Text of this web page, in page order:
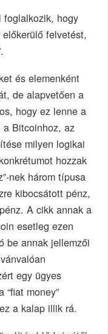
foglalkozik, hogy
felvetést,
és elemenként
de alapvetően a
hogy ez lenne a
Bitcoinhoz, az
milyen logikai
hozzak
nek három típusa
kibocsátott pénz,
A cikk annak a
esetleg ezen
be annak jellemzői
egy ügyes
money”
a kalap illik rá.